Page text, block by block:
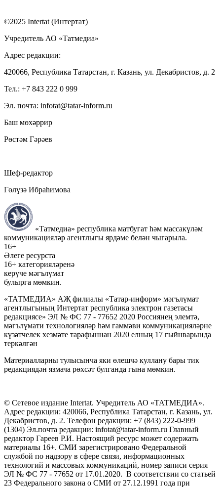
©2025 Intertat (Интертат)
Учредитель АО «Татмедиа»
Адрес редакции:
420066, Республика Татарстан, г. Казань, ул. Декабристов, д. 2
Тел.: +7 843 222 0 999
Эл. почта: infotat@tatar-inform.ru
Баш мөхәррир
Рөстәм Гәрәев
Шеф-редактор
Гөлүзә Ибраһимова
«Татмедиа» республика матбугат һәм массакүләм
коммуникацияләр агентлыгы ярдәме белән чыгарыла.
16+
Әлеге ресурста
16+ категорияләренә
керүче мәгълүмат
булырга мөмкин.
«ТАТМЕДИА» АҖ филиалы «Татар-информ» мәгълүмат
агентлыгының Интертат республика электрон газетасы
редакциясе» ЭЛ № ФС 77 - 77652 2020 Россиянең элемтә,
мәгълүмати технологияләр һәм гаммәви коммуникацияләрне
күзәтчелек хезмәте тарафыннан 2020 елның 17 гыйнварында
теркәлгән
Материалларны тулысынча яки өлешчә куллану бары тик
редакциядән язмача рөхсәт булганда гына мөмкин.
© Сетевое издание Intertat. Учредитель АО «ТАТМЕДИА».
Адрес редакции: 420066, Республика Татарстан, г. Казань, ул.
Декабристов, д. 2. Телефон редакции: +7 (843) 222-0-999
(1304) Эл.почта редакции: infotat@tatar-inform.ru Главный
редактор Гареев Р.И. Настоящий ресурс может содержать
материалы 16+. СМИ зарегистрировано Федеральной
службой по надзору в сфере связи, информационных
технологий и массовых коммуникаций, номер записи серия
ЭЛ № ФС 77 - 77652 от 17.01.2020. В соответствии со статьей
23 Федерального закона о СМИ от 27.12.1991 года при